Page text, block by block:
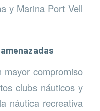
y Marina Port Vell
compromiso
clubs náuticos y
náutica recreativa